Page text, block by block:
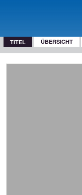
TITEL ÜBERSICHT